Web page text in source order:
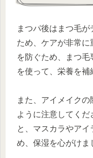
まつパ後はまつ毛
ため、ケアが非常
を防ぐため、まつ
を使って、栄養を補
また、アイメイク
ように注意してく
と、マスカラやア
め、保湿を心がけま